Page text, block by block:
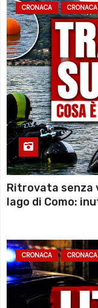
CRONACA
Ritrovata senza
lago di Como:
CRONACA